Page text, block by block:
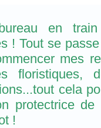
en
! Tout se
mes
floristiques,
cela
protectrice
!